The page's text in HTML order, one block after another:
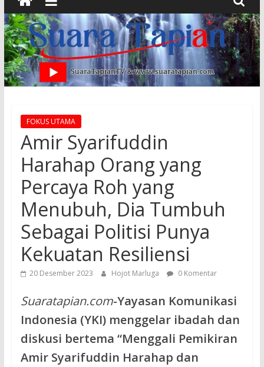
FOKUS UTAMA
Amir Syarifuddin
Harahap Orang yang
Percaya Roh yang
Menubuh, Dia Tumbuh
Sebagai Politisi Punya
Kekuatan Resiliensi
20 Desember 2023 Hojot Marluga 0 Komentar
Suaratapian.com-Yayasan Komunikasi
Indonesia (YKI) menggelar ibadah dan
diskusi bertema “Menggali Pemikiran
Amir Syarifuddin Harahap dan